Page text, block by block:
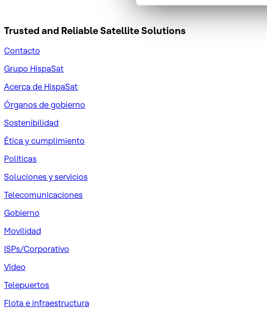
Trusted and ReliableSatellite Solutions
Contacto
Grupo HispaSat
Acerca de HispaSat
Órganos de gobierno
Sostenibilidad
Ética y cumplimiento
Políticas
Soluciones y servicios
Telecomunicaciones
Gobierno
Movilidad
ISPs/Corporativo
Vídeo
Telepuertos
Flota e infraestructura